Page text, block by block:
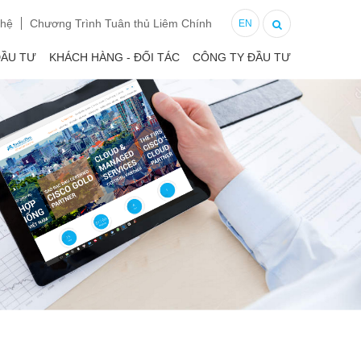
Chương Trình Tuân thủ Liêm Chính EN
TƯ KHÁCH HÀNG - ĐỐI TÁC CÔNG TY ĐẦU TƯ